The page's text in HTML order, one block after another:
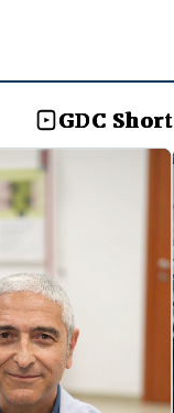
GDC Short